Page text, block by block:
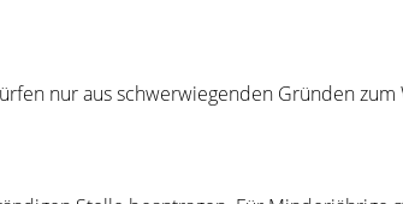
nur aus schwerwiegenden Gründen